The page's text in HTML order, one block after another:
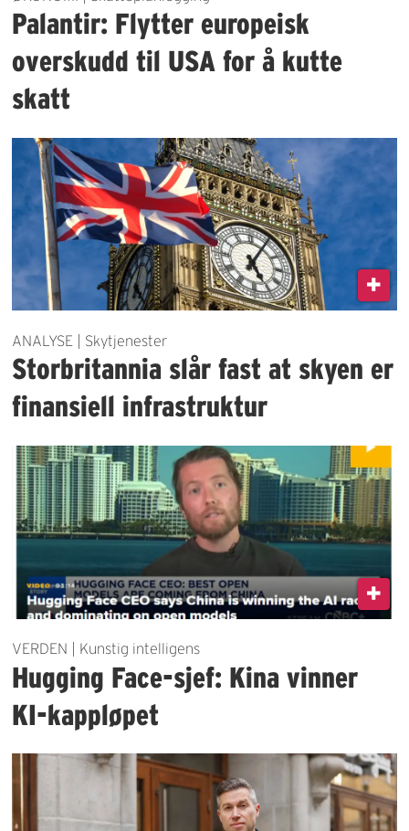
Palantir: Flytter europeisk
overskudd til USA for å kutte
skatt
ANALYSE | Skytjenester
Storbritannia slår fast at skyen er
finansiell infrastruktur
VERDEN | Kunstig intelligens
Hugging Face-sjef: Kina vinner
KI-kappløpet